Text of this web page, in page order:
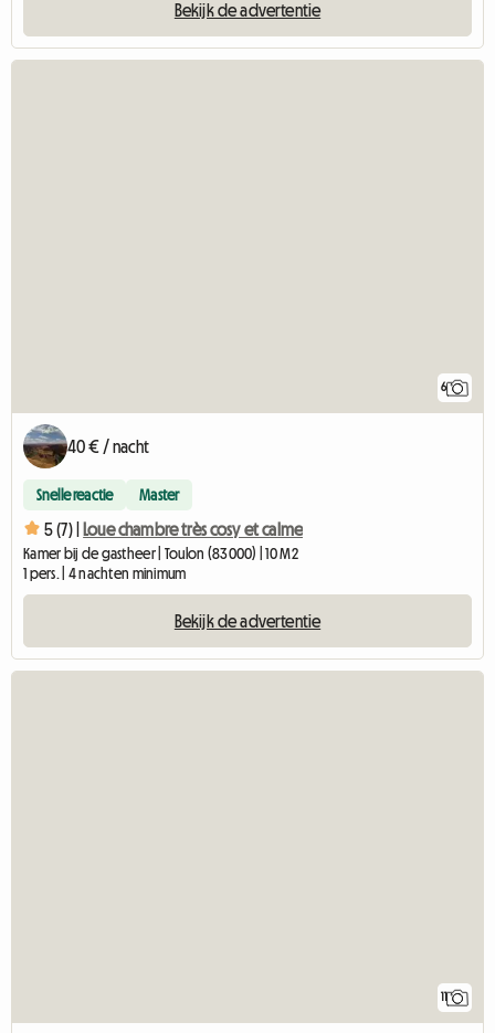
Bekijk de advertentie
6
40 € / nacht
Snelle reactie Master
5 (7) | Loue chambre très cosy et calme
Kamer bij de gastheer | Toulon (83000) | 10 M2
1 pers. | 4 nachten minimum
Bekijk de advertentie
11